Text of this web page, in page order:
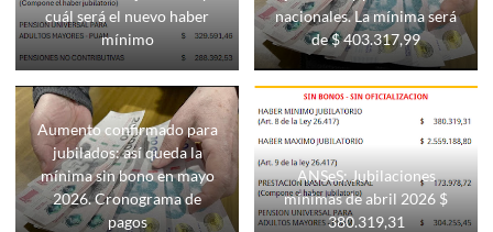
cuál será el nuevo haber
mínimo
nacionales. La mínima será
de $ 403.317,99
Aumento confirmado para
jubilados: así queda la
mínima sin bono en mayo
2026. Cronograma de
pagos
ANSeS: Jubilaciones
mínimas de abril 2026 $
380.319,31